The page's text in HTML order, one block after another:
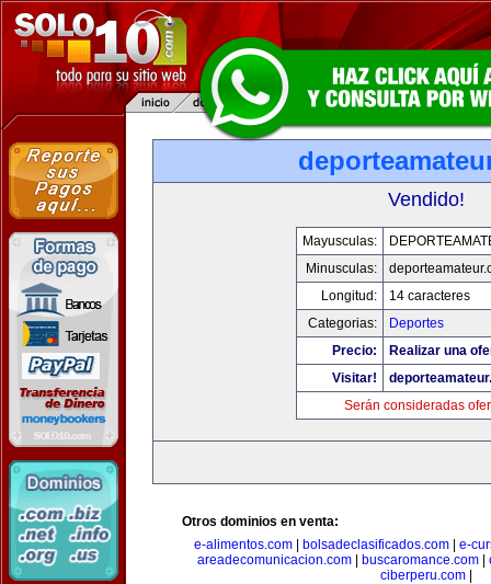
Vendido!
Mayusculas:
Minusculas:
Longitud:
14 caracteres
Categorias:
Deportes
Precio:
Realizar una
Visitar!
Serán consideradas
Otros dominios en venta:
e-alimentos.com| bolsadeclasificados.com| e-
areadecomunicacion.com| buscaromance.com|
ciberperu.com